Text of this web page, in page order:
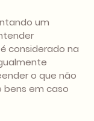
um
considerado na
o que não
bens em caso